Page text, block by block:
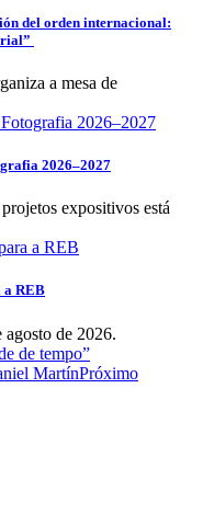
del orden internacional:
a mesa de
2026–2027
2026–2027
expositivos está
a REB
a REB
agosto de 2026.
de tempo”
MartínPróximo